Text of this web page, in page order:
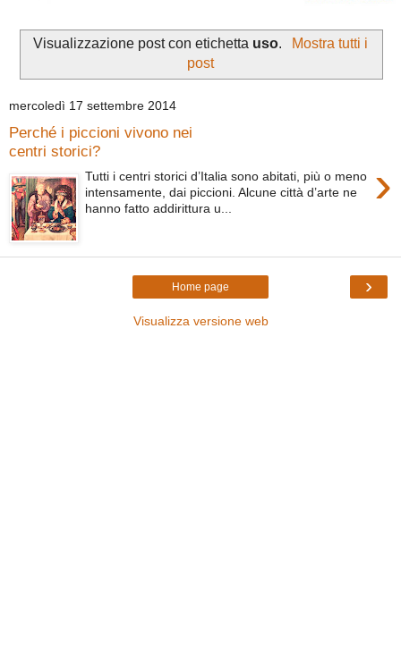
Visualizzazione post con etichetta uso.
Mostra tutti i
post
mercoledì 17 settembre 2014
Perché i piccioni vivono nei
centri storici?
›
Tutti i centri storici d’Italia sono abitati, più o meno
intensamente, dai piccioni. Alcune città d’arte ne
hanno fatto addirittura u...
›
Home page
Visualizza versione web